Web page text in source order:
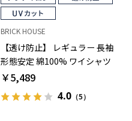
BRICK HOUSE
【透け防止】 レギュラー 長袖
形態安定 綿100% ワイシャツ
白無地
￥5,489
4.0 （5）